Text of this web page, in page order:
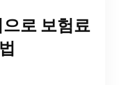
로 보험료